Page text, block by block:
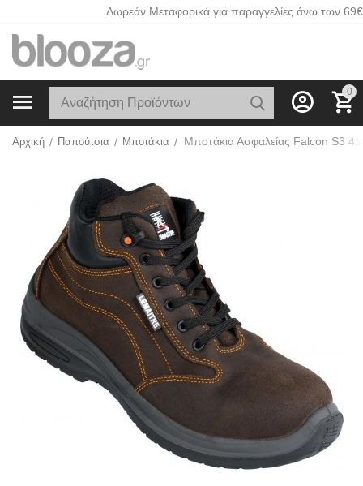
Δωρεάν Μεταφορικά για παραγγελίες άνω των 69€
0
Αρχική / Παπούτσια / Μποτάκια /